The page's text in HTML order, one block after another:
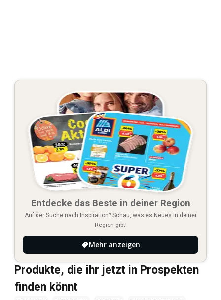
Entdecke das Beste in deiner Region
Auf der Suche nach Inspiration? Schau, was es Neues in deiner
Region gibt!
Mehr anzeigen
Produkte, die ihr jetzt in Prospekten
finden könnt